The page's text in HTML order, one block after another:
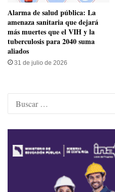
​Alarma de salud pública: La
amenaza sanitaria que dejará
más muertes que el VIH y la
tuberculosis para 2040 suma
aliados
31 de julio de 2026